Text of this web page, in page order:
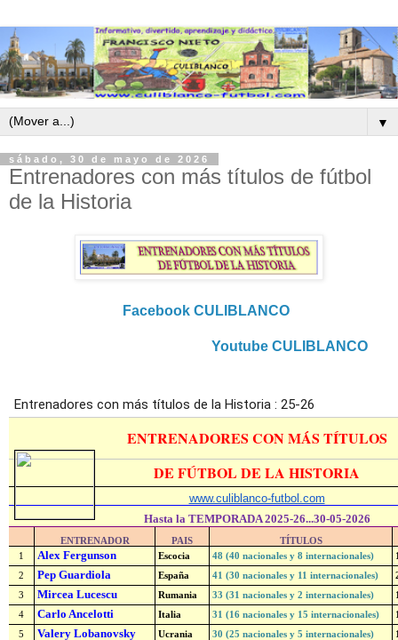
▼
sábado, 30 de mayo de 2026
Entrenadores con más títulos de fútbol
de la Historia
Facebook CULIBLANCO
Youtube CULIBLANCO